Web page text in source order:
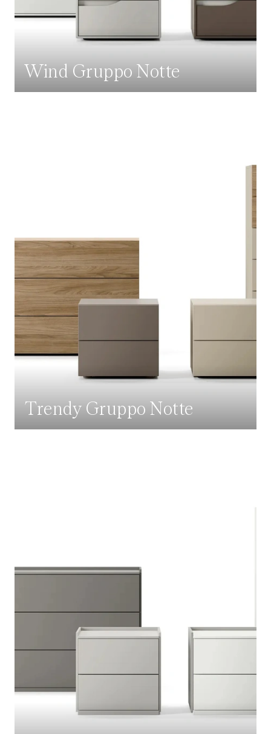
Wind Gruppo Notte
Trendy Gruppo Notte